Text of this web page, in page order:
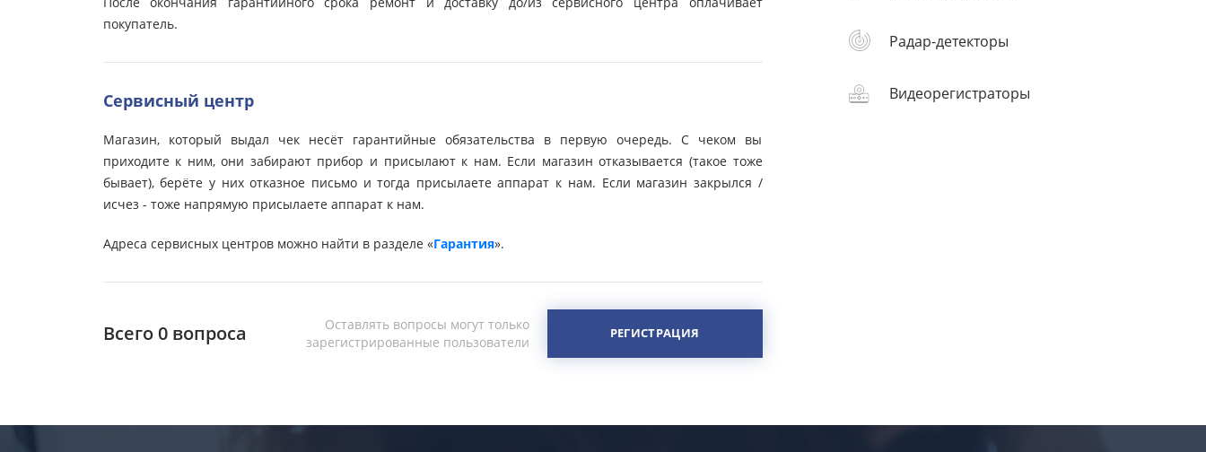
покупатель.
Сервисный центр
Магазин, который выдал чек несёт гарантийные обязательства в первую очередь. С чеком вы
приходите к ним, они забирают прибор и присылают к нам. Если магазин отказывается (такое тоже
бывает), берёте у них отказное письмо и тогда присылаете аппарат к нам. Если магазин закрылся /
исчез - тоже напрямую присылаете аппарат к нам.
Адреса сервисных центров можно найти в разделе «Гарантия».
Всего 0 вопроса
Оставлять вопросы могут только
зарегистрированные пользователи
РЕГИСТРАЦИЯ
Радар-детекторы
Видеорегистраторы